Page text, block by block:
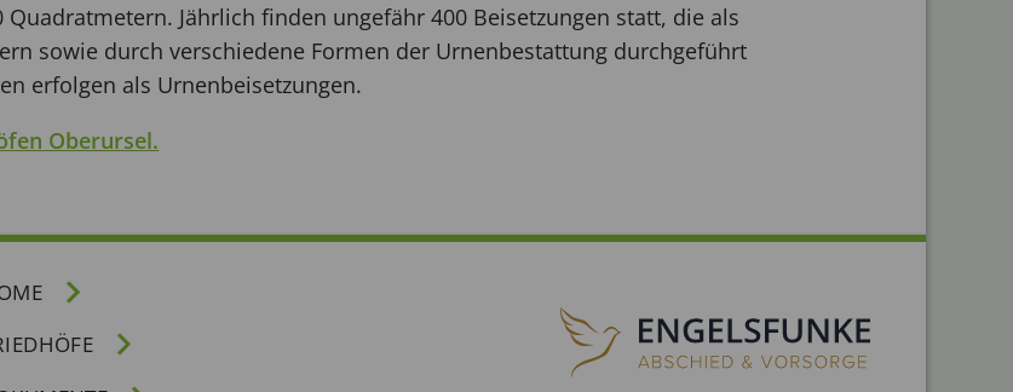
Jährlich finden ungefähr 400 Beisetzungen statt, die als
sowie durch verschiedene Formen der Urnenbestattung durchgeführt
erfolgen als Urnenbeisetzungen.
Oberursel.